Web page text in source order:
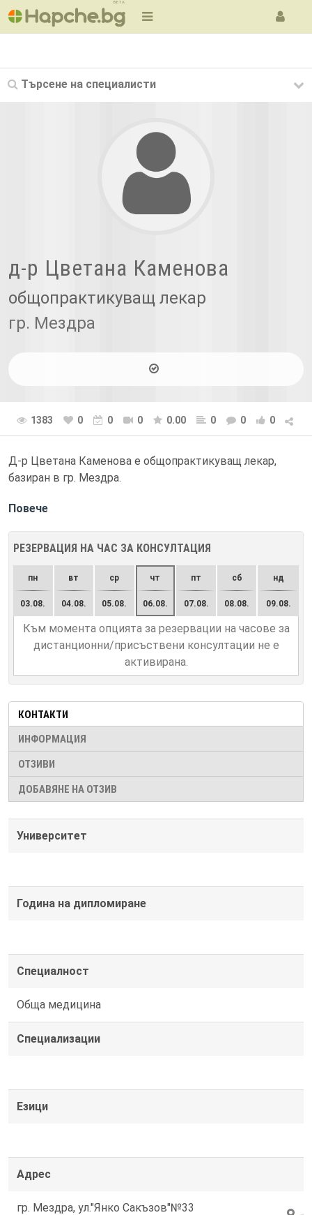
BETA
Търсене на специалисти
д-р Цветана Каменова
общопрактикуващ лекар
гр. Мездра
1383 0 0 0 0.00 0 0 0
Д-р Цветана Каменова е общопрактикуващ лекар,
базиран в гр. Мездра.
Повече
РЕЗЕРВАЦИЯ НА ЧАС ЗА КОНСУЛТАЦИЯ
пн
03.08.
вт
04.08.
ср
05.08.
чт
06.08.
пт
07.08.
сб
08.08.
нд
09.08.
Към момента опцията за резервации на часове за
дистанционни/присъствени консултации не е
активирана.
КОНТАКТИ
ИНФОРМАЦИЯ
ОТЗИВИ
ДОБАВЯНЕ НА ОТЗИВ
Университет
Година на дипломиране
Специалност
Обща медицина
Специализации
Езици
Адрес
гр. Мездра, ул."Янко Сакъзов"№33